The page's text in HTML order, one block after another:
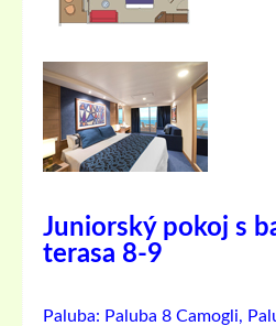
Juniorský pokoj s
terasa 8-9
Paluba: Paluba 8 Camogli,